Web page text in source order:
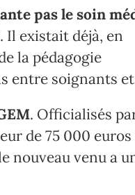
pas le soin
existait déjà, en
la pédagogie
entre soignants
. Officialisés
de 75 000
nouveau venu a